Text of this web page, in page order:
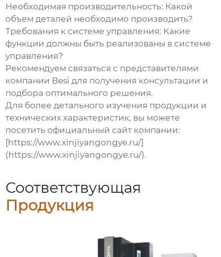
Необходимая производительность: Какой
объем деталей необходимо производить?
Требования к системе управления: Какие
функции должны быть реализованы в системе
управления?
Рекомендуем связаться с представителями
компании Besi для получения консультации и
подбора оптимального решения.
Для более детального изучения продукции и
технических характеристик, вы можете
посетить официальный сайт компании:
[https://www.xinjiyangongye.ru/]
(https://www.xinjiyangongye.ru/).
Соответствующая
Продукция